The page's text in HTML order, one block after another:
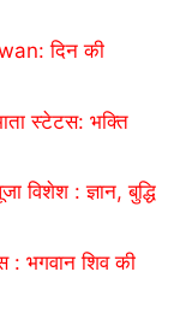
दिन की
स्टेटस: भक्ति
: ज्ञान, बुद्धि
भगवान शिव की